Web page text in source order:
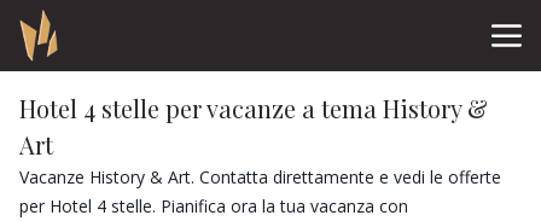
Hotel 4 stelle per vacanze a tema History &
Art
Vacanze History & Art. Contatta direttamente e vedi le offerte
per Hotel 4 stelle. Pianifica ora la tua vacanza con